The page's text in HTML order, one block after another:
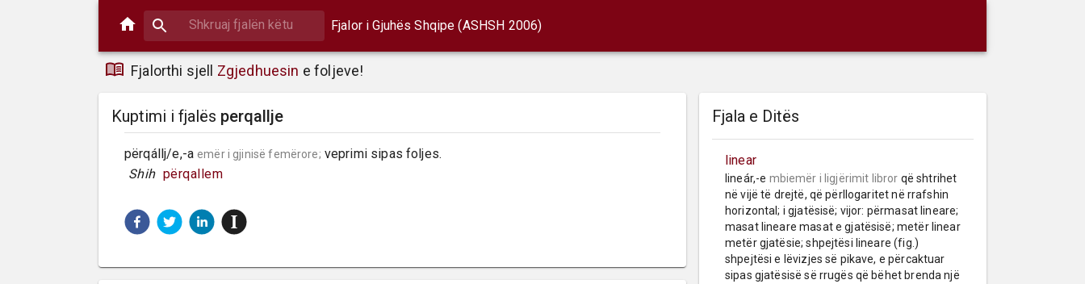
Fjalor i Gjuhës Shqipe (ASHSH 2006)
Fjalorthi sjell Zgjedhuesin e foljeve!
Kuptimi i fjalës perqallje
përqállj/e,-a emër i gjinisë femërore; veprimi sipas foljes.
Shih përqallem
Fjala e Ditës
linear
lineár,-e mbiemër i ligjërimit libror që shtrihet
në vijë të drejtë, që përllogaritet në rrafshin
horizontal; i gjatësisë; vijor: përmasat lineare;
masat lineare masat e gjatësisë; metër linear
metër gjatësie; shpejtësi lineare (fig.)
shpejtësi e lëvizjes së pikave, e përcaktuar
sipas gjatësisë së rrugës që bëhet brenda një